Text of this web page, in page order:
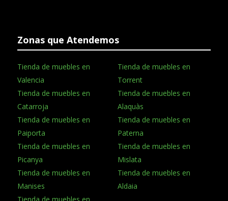
Zonas que Atendemos
Tienda de muebles en
Valencia
Tienda de muebles en
Catarroja
Tienda de muebles en
Paiporta
Tienda de muebles en
Picanya
Tienda de muebles en
Manises
Tienda de muebles en
Torrent
Tienda de muebles en
Alaquàs
Tienda de muebles en
Paterna
Tienda de muebles en
Mislata
Tienda de muebles en
Aldaia